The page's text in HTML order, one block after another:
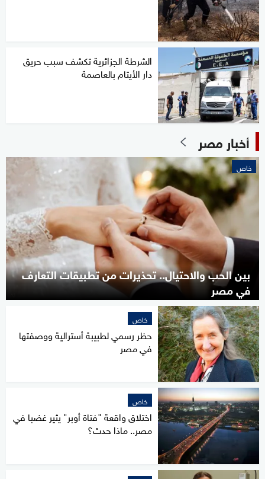
الشرطة الجزائرية تكشف سبب حريق
دار الأيتام بالعاصمة
أخبار مصر
بين الحب والاحتيال.. تحذيرات من تطبيقات التعارف
في مصر
خاص
خاص
حظر رسمي لطبيبة أسترالية ووصفتها
في مصر
خاص
اختلاق واقعة "فتاة أوبر" يثير غضبا في
مصر.. ماذا حدث؟